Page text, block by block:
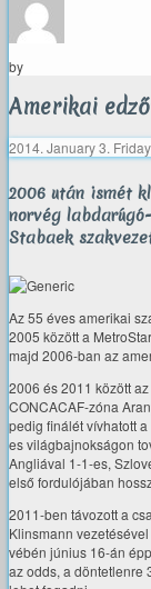
by
Amerikai
2014. January 3. Friday
2006 után ismét
norvég
Stabaek
Az 55 éves amerikai
2005 között a
majd 2006-ban az
2006 és 2011 között
CONCACAF-zóna
pedig finálét vívhatott
es világbajnokságon
Angliával 1-1-es,
első fordulójában
2011-ben távozott a
Klinsmann
vébén június 16-án
az odds, a döntetlenre